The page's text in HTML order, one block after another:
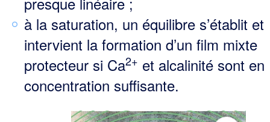
à la saturation, un équilibre s’établit et
intervient la formation d’un film mixte
protecteur si Ca2+ et alca­linité sont en
concentration suffisante.